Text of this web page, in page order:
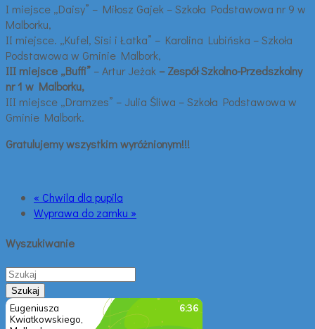
I miejsce „Daisy” – Miłosz Gajek – Szkoła Podstawowa nr 9 w
Malborku,
II miejsce. „Kufel, Sisi i Łatka” – Karolina Lubińska – Szkoła
Podstawowa w Gminie Malbork,
III miejsce „Buffi” – Artur Jeżak – Zespół Szkolno-Przedszkolny
nr 1 w Malborku,
III miejsce „Dramzes” – Julia Śliwa – Szkoła Podstawowa w
Gminie Malbork.
Gratulujemy wszystkim wyróżnionym!!!
« Chwila dla pupila
Wyprawa do zamku »
Wyszukiwanie